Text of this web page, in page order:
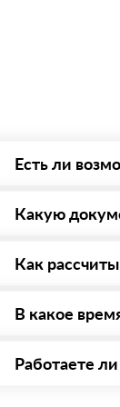
Есть ли
то Вы вправе от
Какую
Как
стоимости и
В какое
Работаете